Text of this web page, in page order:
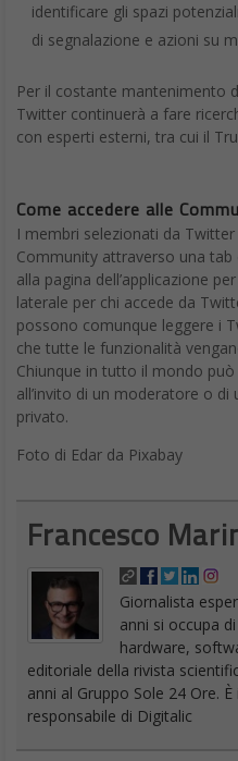
identificare gli spazi
di segnalazione e azioni su
Per il costante mantenimento
Twitter continuerà a fare
con esperti esterni, tra cui il
Come accedere alle
I membri selezionati da
Community attraverso una
alla pagina dell’applicazione
laterale per chi accede da
possono comunque leggere i
che tutte le funzionalità
Chiunque in tutto il mondo
all’invito di un moderatore o
privato.
Foto di Edar da Pixabay
Francesco
Giornalista
anni si occupa
hardware,
editoriale della rivista
anni al Gruppo Sole 24 Ore.
responsabile di Digitalic